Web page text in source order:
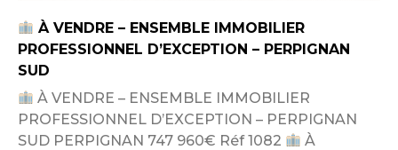
À VENDRE – ENSEMBLE IMMOBILIER
PROFESSIONNEL D’EXCEPTION – PERPIGNAN
SUD
À VENDRE – ENSEMBLE IMMOBILIER
PROFESSIONNEL D’EXCEPTION – PERPIGNAN
SUD PERPIGNAN 747 960€ Réf 1082
À